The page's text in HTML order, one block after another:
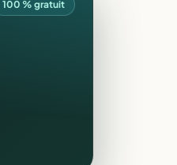
100 % gratuit